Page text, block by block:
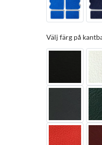
Välj färg på